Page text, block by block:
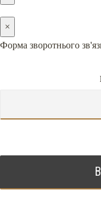
×
Форма зворотнього